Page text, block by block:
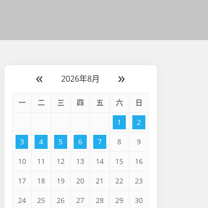
« 2026年8月 »
一 二 三 四 五 六 日
1 2
3 4 5 6 7 8 9
10 11 12 13 14 15 16
17 18 19 20 21 22 23
24 25 26 27 28 29 30